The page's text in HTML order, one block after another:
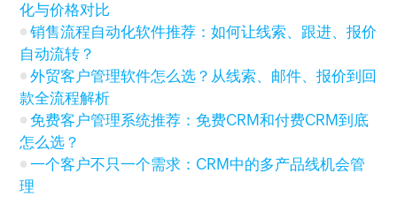
化与价格对比
销售流程自动化软件推荐：如何让线索、跟进、报价
自动流转？
外贸客户管理软件怎么选？从线索、邮件、报价到回
款全流程解析
免费客户管理系统推荐：免费CRM和付费CRM到底
怎么选？
一个客户不只一个需求：CRM中的多产品线机会管
理